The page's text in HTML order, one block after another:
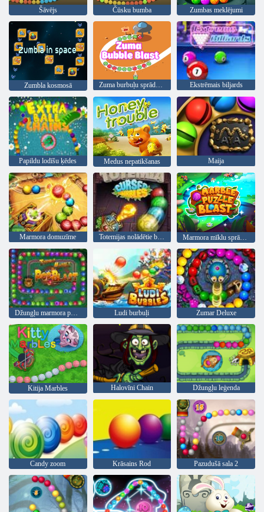
Šāvējs Čūsku bumba Zumbas meklējumi
Zumbla kosmosā Zuma burbuļu sprādziens Ekstrēmais biljards
Papildu lodīšu ķēdes Medus nepatikšanas Maija
Marmora domuzīme Totemijas nolādētie bumbiņas Marmora mīklu sprādziens
Ludi burbuļi Zumar Deluxe
Kitija Marbles Halovīni Chain Džungļu leģenda
Candy zoom Krāsains Rod Pazudušā sala 2